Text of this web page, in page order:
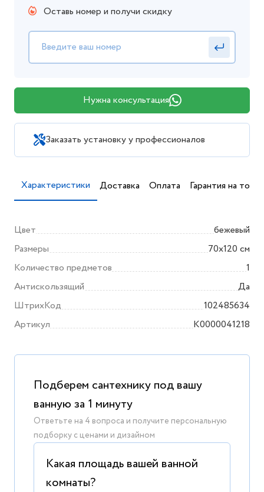
Оставь номер и получи скидку
Нужна консультация
Заказать установку у профессионалов
Характеристики Доставка Оплата Гарантия на товар
Цвет
бежевый
Размеры
70x120 см
Количество предметов
1
Антискользящий
Да
ШтрихКод
102485634
Артикул
K0000041218
Подберем сантехнику под вашу
ванную за 1 минуту
Ответьте на 4 вопроса и получите персональную
подборку с ценами и дизайном
Какая площадь вашей ванной
комнаты?